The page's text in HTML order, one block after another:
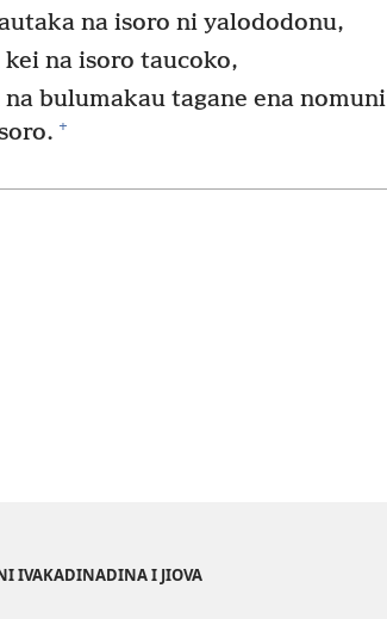
na isoro ni yalododonu,
na isoro taucoko,
bulumakau tagane ena nomuni
+
IVAKADINADINA I JIOVA